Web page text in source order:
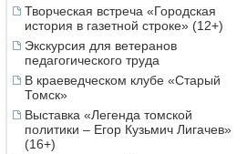
Творческая встреча «Городская
история в газетной строке» (12+)
Экскурсия для ветеранов
педагогического труда
В краеведческом клубе «Старый
Томск»
Выставка «Легенда томской
политики – Егор Кузьмич Лигачев»
(16+)